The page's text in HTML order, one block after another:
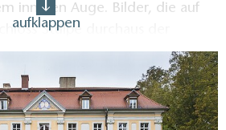
inneren Auge. Bilder, die auf
Stülpe durchaus der
könnten. Wurde das
doch bereits 1754 erbaut,
des Spätbarocks. So
gut erhaltene Bauwerk
aufklappen